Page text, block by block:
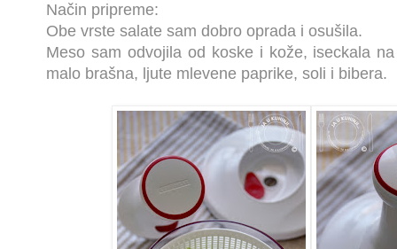
Način pripreme:
Obe vrste salate sam dobro oprada i osušila.
Meso sam odvojila od koske i kože, iseckala
malo brašna, ljute mlevene paprike, soli i bibera.